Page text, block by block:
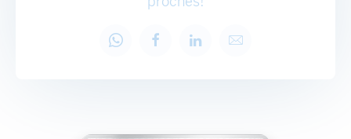
J'aime ma carte Amex. Découvrez-la
J'aime ma carte Amex.
J'aime ma carte Amex.
J'aime ma carte